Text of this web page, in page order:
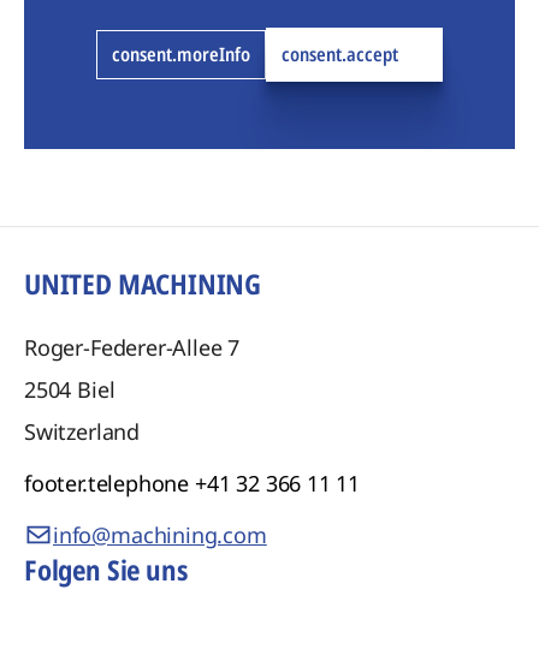
consent.moreInfo consent.accept
UNITED MACHINING
Roger-Federer-Allee 7
2504 Biel
Switzerland
footer.telephone +41 32 366 11 11
info@machining.com
Folgen Sie uns